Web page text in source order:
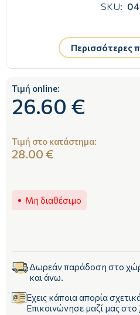
SKU:
Περισσότερες
Τιμή online:
26.60 €
Τιμή στο κατάστημα:
28.00 €
Μη διαθέσιμο
Δωρεάν παράδοση στο
και άνω.
Έχεις κάποια απορία
Επικοινώνησε μαζί μας στο